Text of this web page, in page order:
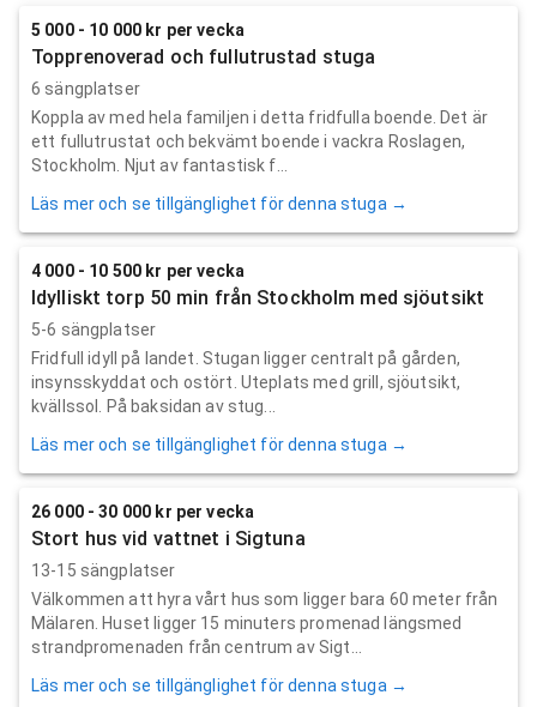
5 000 - 10 000 kr per vecka
Topprenoverad och fullutrustad stuga
6 sängplatser
Koppla av med hela familjen i detta fridfulla boende. Det är
ett fullutrustat och bekvämt boende i vackra Roslagen,
Stockholm. Njut av fantastisk f...
Läs mer och se tillgänglighet för denna stuga →
4 000 - 10 500 kr per vecka
Idylliskt torp 50 min från Stockholm med sjöutsikt
5-6 sängplatser
Fridfull idyll på landet. Stugan ligger centralt på gården,
insynsskyddat och ostört. Uteplats med grill, sjöutsikt,
kvällssol. På baksidan av stug...
Läs mer och se tillgänglighet för denna stuga →
26 000 - 30 000 kr per vecka
Stort hus vid vattnet i Sigtuna
13-15 sängplatser
Välkommen att hyra vårt hus som ligger bara 60 meter från
Mälaren. Huset ligger 15 minuters promenad längsmed
strandpromenaden från centrum av Sigt...
Läs mer och se tillgänglighet för denna stuga →